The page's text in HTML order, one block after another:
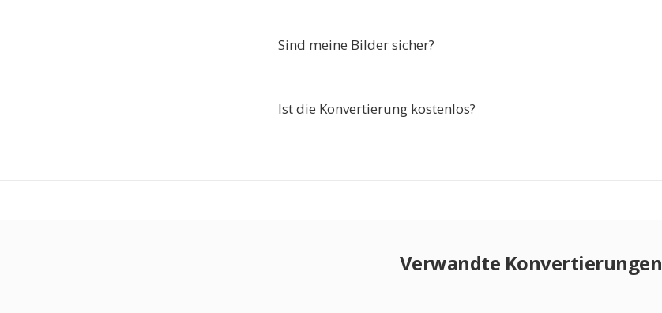
Sind meine Bilder sicher?
Ist die Konvertierung kostenlos?
Verwandte Konvertierungen